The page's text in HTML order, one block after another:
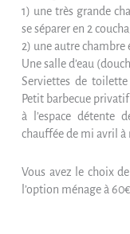
1) une très grande
se séparer en 2
2) une autre chambre
Une salle d’eau
Serviettes de
Petit barbecue
à l’espace détente
chauffée de mi avril à
Vous avez le choix
l’option ménage à 60€